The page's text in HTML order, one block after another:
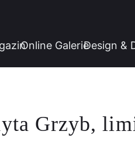
Online GalerieDesign &
Grzyb,